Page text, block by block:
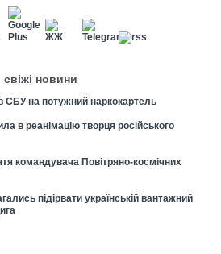
свіжі новини
СБУ на потужний наркокартель
в реанімацію творця російського
командувача Повітряно-космічних
підірвати українській вантажний